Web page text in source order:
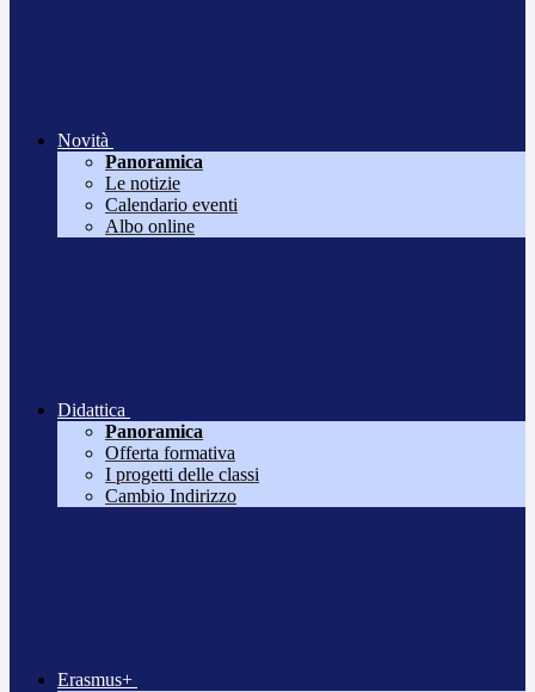
Novità
Panoramica
Le notizie
Calendario eventi
Albo online
Didattica
Panoramica
Offerta formativa
I progetti delle classi
Cambio Indirizzo
Erasmus+